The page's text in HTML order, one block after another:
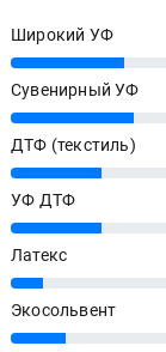
Широкий УФ
25%
Сувенирный УФ
27%
ДТФ (текстиль)
20%
УФ ДТФ
20%
Латекс
7%
Экосольвент
12%